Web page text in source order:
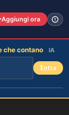
Aggiungi ora
che contano IA
Entra